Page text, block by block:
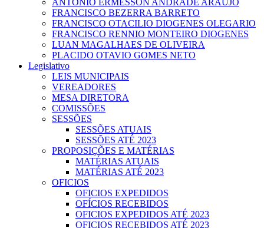
ANTONIO ERMESSON ANDRADE ARAUJO
FRANCISCO BEZERRA BARRETO
FRANCISCO OTACILIO DIOGENES OLEGARIO
FRANCISCO RENNIO MONTEIRO DIOGENES
LUAN MAGALHAES DE OLIVEIRA
PLACIDO OTAVIO GOMES NETO
Legislativo
LEIS MUNICIPAIS
VEREADORES
MESA DIRETORA
COMISSÕES
SESSÕES
SESSÕES ATUAIS
SESSÕES ATÉ 2023
PROPOSIÇÕES E MATÉRIAS
MATÉRIAS ATUAIS
MATÉRIAS ATÉ 2023
OFICIOS
OFICIOS EXPEDIDOS
OFÍCIOS RECEBIDOS
OFICIOS EXPEDIDOS ATÉ 2023
OFICIOS RECEBIDOS ATÉ 2023